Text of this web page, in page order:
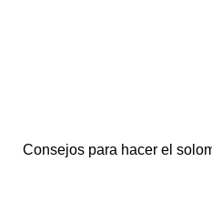
Consejos para hacer el